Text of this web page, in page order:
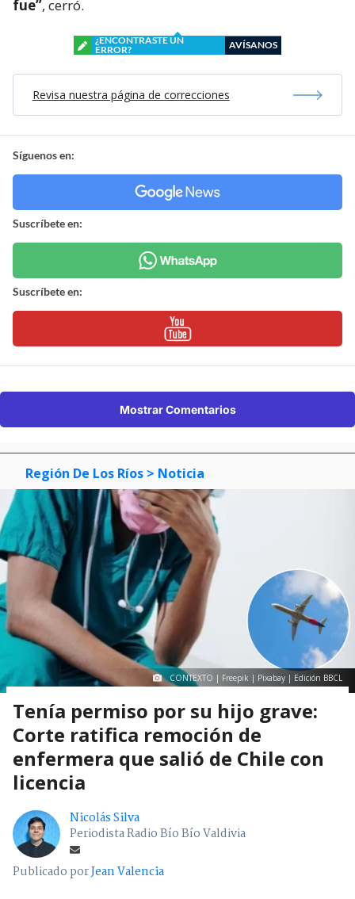
fue”, cerró.
¿ENCONTRASTE UN
ERROR?
AVÍSANOS
Revisa nuestra página de correcciones
Síguenos en:
Suscríbete en:
Suscríbete en:
Mostrar Comentarios
Región De Los Ríos > Noticia
CONTEXTO | Freepik | Pixabay | Edición BBCL
Tenía permiso por su hijo grave:
Corte ratifica remoción de
enfermera que salió de Chile con
licencia
Nicolás Silva
Periodista Radio Bío Bío Valdivia
Publicado porJean Valencia